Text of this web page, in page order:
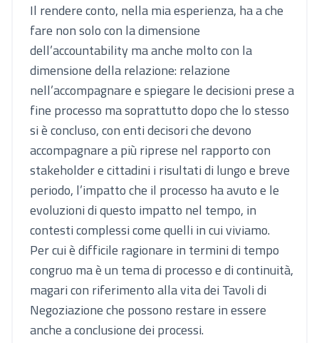
Il rendere conto, nella mia esperienza, ha a che
fare non solo con la dimensione
dell’accountability ma anche molto con la
dimensione della relazione: relazione
nell’accompagnare e spiegare le decisioni prese a
fine processo ma soprattutto dopo che lo stesso
si è concluso, con enti decisori che devono
accompagnare a più riprese nel rapporto con
stakeholder e cittadini i risultati di lungo e breve
periodo, l’impatto che il processo ha avuto e le
evoluzioni di questo impatto nel tempo, in
contesti complessi come quelli in cui viviamo.
Per cui è difficile ragionare in termini di tempo
congruo ma è un tema di processo e di continuità,
magari con riferimento alla vita dei Tavoli di
Negoziazione che possono restare in essere
anche a conclusione dei processi.